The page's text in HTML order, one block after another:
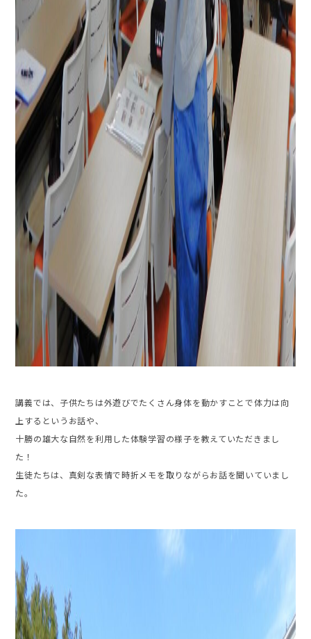
講義では、子供たちは外遊びでたくさん身体を動かすことで体力は向
上するというお話や、
十勝の雄大な自然を利用した体験学習の様子を教えていただきまし
た！
生徒たちは、真剣な表情で時折メモを取りながらお話を聞いていまし
た。